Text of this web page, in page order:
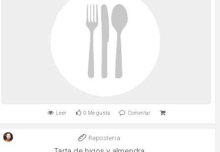
Leer 0 Me gusta Comentar
Reposteria